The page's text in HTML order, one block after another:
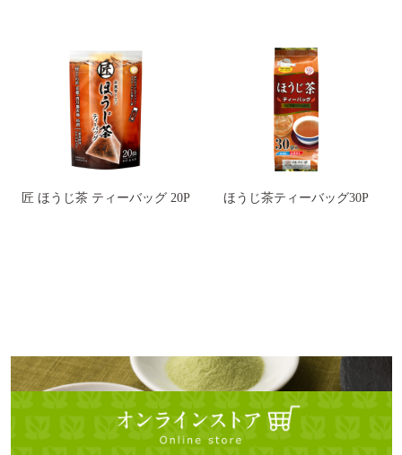
匠 ほうじ茶 ティーバッグ 20P ほうじ茶ティーバッグ30P